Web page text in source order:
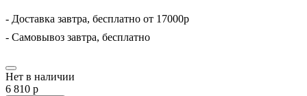
- Доставка завтра, бесплатно от 17000р
- Самовывоз завтра, бесплатно
Нет в наличии
6 810 р